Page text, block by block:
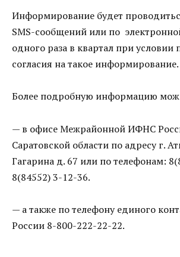
Информирование будет
SMS-сообщений или по
одного раза в квартал при условии
согласия на такое информирование.
Более подробную информацию
— в офисе Межрайонной ИФНС
Саратовской области по адресу г.
Гагарина д. 67 или по телефонам:
8(84552) 3-12-36.
— а также по телефону единого
России 8-800-222-22-22.